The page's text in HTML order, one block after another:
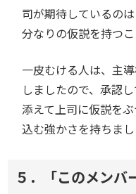
司が期待しているの
分なりの仮説を持つこ
一皮むける人は、主
しましたので、承認
添えて上司に仮説を
込む強かさを持ちまし
５．「このメンバ